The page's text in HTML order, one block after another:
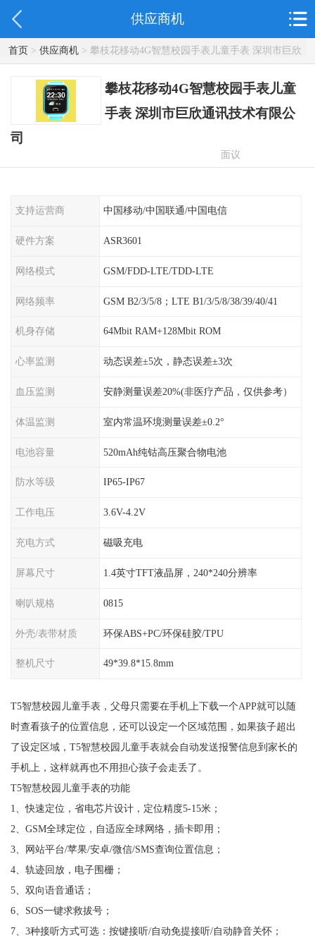
供应商机
首页> 供应商机> 攀枝花移动4G智慧校园手表儿童手表 深圳市巨欣
通讯技术有限公司
攀枝花移动4G智慧校园手表儿童
手表 深圳市巨欣通讯技术有限公
司
面议
支持运营商 中国移动/中国联通/中国电信
硬件方案 ASR3601
网络模式 GSM/FDD-LTE/TDD-LTE
网络频率 GSM B2/3/5/8；LTE B1/3/5/8/38/39/40/41
机身存储 64Mbit RAM+128Mbit ROM
心率监测 动态误差±5次，静态误差±3次
血压监测 安静测量误差20%(非医疗产品，仅供参考）
体温监测 室内常温环境测量误差±0.2°
电池容量 520mAh纯钴高压聚合物电池
防水等级 IP65-IP67
工作电压 3.6V-4.2V
充电方式 磁吸充电
屏幕尺寸 1.4英寸TFT液晶屏，240*240分辨率
喇叭规格 0815
外壳/表带材质 环保ABS+PC/环保硅胶/TPU
整机尺寸 49*39.8*15.8mm
T5智慧校园儿童手表，父母只需要在手机上下载一个APP就可以随
时查看孩子的位置信息，还可以设定一个区域范围，如果孩子超出
了设定区域，T5智慧校园儿童手表就会自动发送报警信息到家长的
手机上，这样就再也不用担心孩子会走丢了。
T5智慧校园儿童手表的功能
1、快速定位，省电芯片设计，定位精度5-15米；
2、GSM全球定位，自适应全球网络，插卡即用；
3、网站平台/苹果/安卓/微信/SMS查询位置信息；
4、轨迹回放，电子围栅；
5、双向语音通话；
6、SOS一键求救拔号；
7、3种接听方式可选：按键接听/自动免提接听/自动静音关怀；